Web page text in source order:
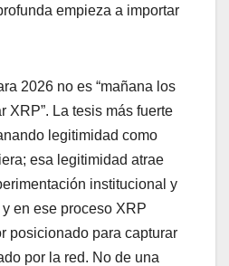
empieza a importar
2026 no es “mañana los
XRP”. La tesis más fuerte
legitimidad como
esa legitimidad atrae
institucional y
en ese proceso XRP
posicionado para capturar
por la red. No de una